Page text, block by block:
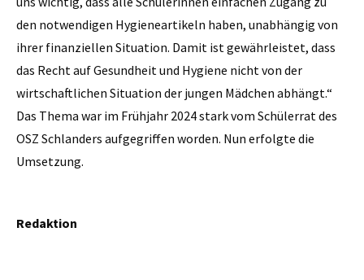
den notwendigen Hygieneartikeln haben, unabhängig von
ihrer finanziellen Situation. Damit ist gewährleistet, dass
das Recht auf Gesundheit und Hygiene nicht von der
wirtschaftlichen Situation der jungen Mädchen abhängt.“
Das Thema war im Frühjahr 2024 stark vom Schülerrat des
OSZ Schlanders aufgegriffen worden. Nun erfolgte die
Umsetzung.
Redaktion